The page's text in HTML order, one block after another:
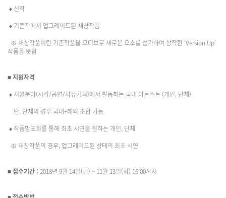
♦ 신작
♦ 기존작에서 업그레이드된 재창작품
※ 재창작품이란 기존작품을 모티브로 새로운 요소를 첨가하여 창작한 ‘Version Up’
작품을 뜻함
■ 지원자격
♦ 지원분야(시각/공연/자유기획)에서 활동하는 국내 아트스트 (개인, 단체)
단, 단체의 경우 국내+해외 조합 가능
♦ 작품발표회를 통해 최초 시연을 원하는 개인, 단체
※ 재창작품의 경우, 업그레이드된 상태의 최초 시연
■ 접수기간 : 2018년 9월 14일(금) ~ 11월 13일(화) 16:00까지